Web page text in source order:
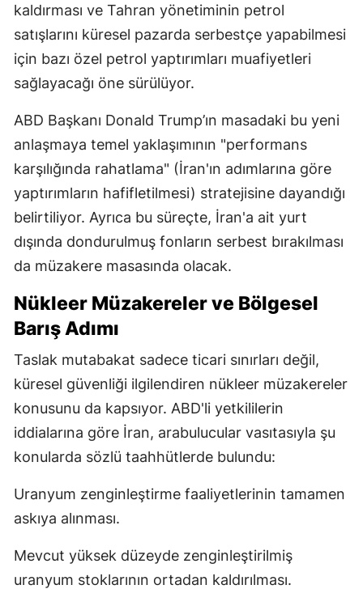
kaldırması ve Tahran yönetiminin petrol
satışlarını küresel pazarda serbestçe yapabilmesi
için bazı özel petrol yaptırımları muafiyetleri
sağlayacağı öne sürülüyor.
ABD Başkanı Donald Trump’ın masadaki bu yeni
anlaşmaya temel yaklaşımının "performans
karşılığında rahatlama" (İran'ın adımlarına göre
yaptırımların hafifletilmesi) stratejisine dayandığı
belirtiliyor. Ayrıca bu süreçte, İran'a ait yurt
dışında dondurulmuş fonların serbest bırakılması
da müzakere masasında olacak.
Nükleer Müzakereler ve Bölgesel
Barış Adımı
Taslak mutabakat sadece ticari sınırları değil,
küresel güvenliği ilgilendiren nükleer müzakereler
konusunu da kapsıyor. ABD'li yetkililerin
iddialarına göre İran, arabulucular vasıtasıyla şu
konularda sözlü taahhütlerde bulundu:
Uranyum zenginleştirme faaliyetlerinin tamamen
askıya alınması.
Mevcut yüksek düzeyde zenginleştirilmiş
uranyum stoklarının ortadan kaldırılması.